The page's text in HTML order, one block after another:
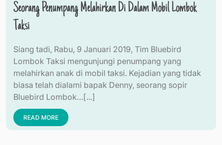
Seorang Penumpang Melahirkan Di Dalam Mobil Lombok
Taksi
Siang tadi, Rabu, 9 Januari 2019, Tim Bluebird
Lombok Taksi mengunjungi penumpang yang
melahirkan anak di mobil taksi. Kejadian yang tidak
biasa telah dialami bapak Denny, seorang sopir
Bluebird Lombok…[...]
READ MORE